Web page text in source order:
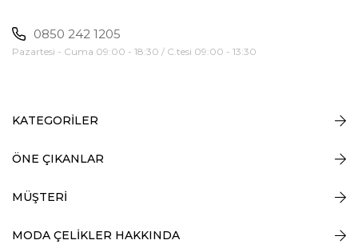
0850 242 1205
Pazartesi - Cuma 09:00 - 18:30 / C.tesi 09:00 - 13:30
KATEGORİLER
ÖNE ÇIKANLAR
MÜŞTERİ
MODA ÇELİKLER HAKKINDA